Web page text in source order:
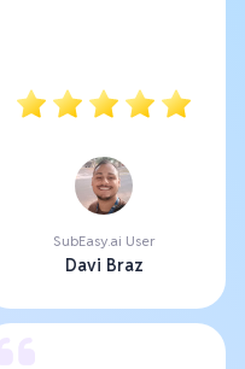
SubEasy.ai User
Davi Braz